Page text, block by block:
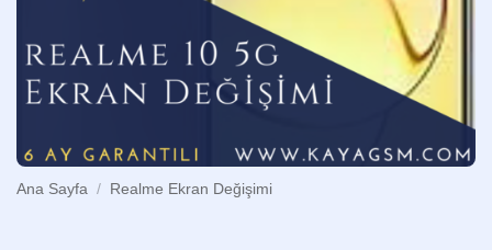
Ana Sayfa / Realme Ekran Değişimi